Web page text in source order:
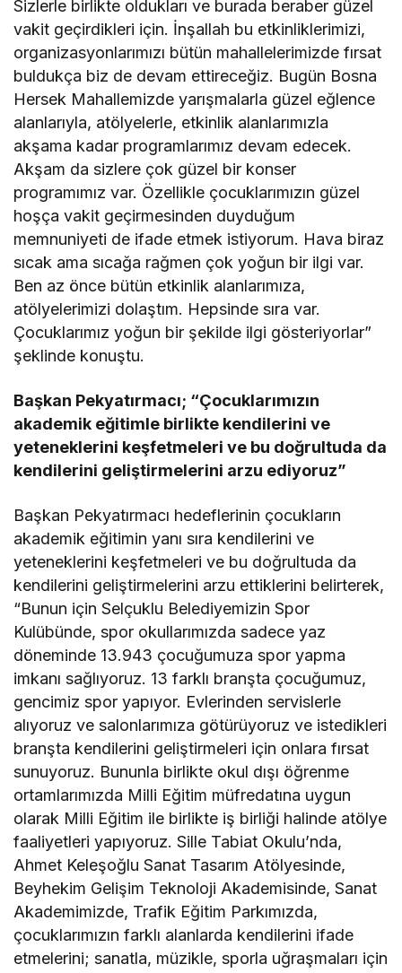
Sizlerle birlikte oldukları ve burada beraber güzel
vakit geçirdikleri için. İnşallah bu etkinliklerimizi,
organizasyonlarımızı bütün mahallelerimizde fırsat
buldukça biz de devam ettireceğiz. Bugün Bosna
Hersek Mahallemizde yarışmalarla güzel eğlence
alanlarıyla, atölyelerle, etkinlik alanlarımızla
akşama kadar programlarımız devam edecek.
Akşam da sizlere çok güzel bir konser
programımız var. Özellikle çocuklarımızın güzel
hoşça vakit geçirmesinden duyduğum
memnuniyeti de ifade etmek istiyorum. Hava biraz
sıcak ama sıcağa rağmen çok yoğun bir ilgi var.
Ben az önce bütün etkinlik alanlarımıza,
atölyelerimizi dolaştım. Hepsinde sıra var.
Çocuklarımız yoğun bir şekilde ilgi gösteriyorlar”
şeklinde konuştu.
Başkan Pekyatırmacı; “Çocuklarımızın
akademik eğitimle birlikte kendilerini ve
yeteneklerini keşfetmeleri ve bu doğrultuda da
kendilerini geliştirmelerini arzu ediyoruz”
Başkan Pekyatırmacı hedeflerinin çocukların
akademik eğitimin yanı sıra kendilerini ve
yeteneklerini keşfetmeleri ve bu doğrultuda da
kendilerini geliştirmelerini arzu ettiklerini belirterek,
“Bunun için Selçuklu Belediyemizin Spor
Kulübünde, spor okullarımızda sadece yaz
döneminde 13.943 çocuğumuza spor yapma
imkanı sağlıyoruz. 13 farklı branşta çocuğumuz,
gencimiz spor yapıyor. Evlerinden servislerle
alıyoruz ve salonlarımıza götürüyoruz ve istedikleri
branşta kendilerini geliştirmeleri için onlara fırsat
sunuyoruz. Bununla birlikte okul dışı öğrenme
ortamlarımızda Milli Eğitim müfredatına uygun
olarak Milli Eğitim ile birlikte iş birliği halinde atölye
faaliyetleri yapıyoruz. Sille Tabiat Okulu’nda,
Ahmet Keleşoğlu Sanat Tasarım Atölyesinde,
Beyhekim Gelişim Teknoloji Akademisinde, Sanat
Akademimizde, Trafik Eğitim Parkımızda,
çocuklarımızın farklı alanlarda kendilerini ifade
etmelerini; sanatla, müzikle, sporla uğraşmaları için